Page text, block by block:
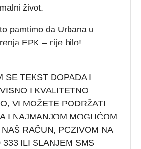
život.
pamtimo da Urbana u
EPK – nije bilo!
SE TEKST DOPADA I
I KVALITETNO
VI MOŽETE PODRŽATI
I NAJMANJOM MOGUĆOM
RAČUN, POZIVOM NA
333 ILI SLANJEM SMS